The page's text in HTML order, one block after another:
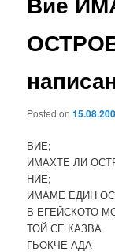
Posted on
ВИЕ;
ИМАХТЕ ЛИ
НИЕ;
ИМАМЕ ЕДИН
В ЕГЕЙСКОТО
ТОЙ СЕ КАЗВА
ГЬОКЧЕ АДА